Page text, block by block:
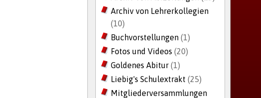
Archiv von Lehrerkollegien
(10)
Buchvorstellungen (1)
Fotos und Videos (20)
Goldenes Abitur (1)
Liebig's Schulextrakt (25)
Mitgliederversammlungen